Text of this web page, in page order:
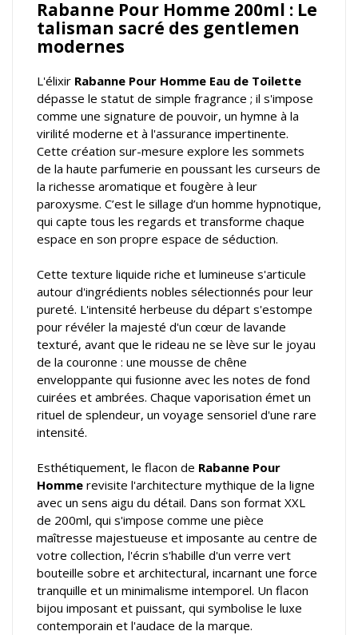
Rabanne Pour Homme 200ml : Le
talisman sacré des gentlemen
modernes
L'élixir Rabanne Pour Homme Eau de Toilette
dépasse le statut de simple fragrance ; il s'impose
comme une signature de pouvoir, un hymne à la
virilité moderne et à l'assurance impertinente.
Cette création sur-mesure explore les sommets
de la haute parfumerie en poussant les curseurs de
la richesse aromatique et fougère à leur
paroxysme. C’est le sillage d’un homme hypnotique,
qui capte tous les regards et transforme chaque
espace en son propre espace de séduction.
Cette texture liquide riche et lumineuse s'articule
autour d'ingrédients nobles sélectionnés pour leur
pureté. L'intensité herbeuse du départ s'estompe
pour révéler la majesté d'un cœur de lavande
texturé, avant que le rideau ne se lève sur le joyau
de la couronne : une mousse de chêne
enveloppante qui fusionne avec les notes de fond
cuirées et ambrées. Chaque vaporisation émet un
rituel de splendeur, un voyage sensoriel d'une rare
intensité.
Esthétiquement, le flacon de Rabanne Pour
Homme revisite l'architecture mythique de la ligne
avec un sens aigu du détail. Dans son format XXL
de 200ml, qui s'impose comme une pièce
maîtresse majestueuse et imposante au centre de
votre collection, l'écrin s'habille d'un verre vert
bouteille sobre et architectural, incarnant une force
tranquille et un minimalisme intemporel. Un flacon
bijou imposant et puissant, qui symbolise le luxe
contemporain et l'audace de la marque.